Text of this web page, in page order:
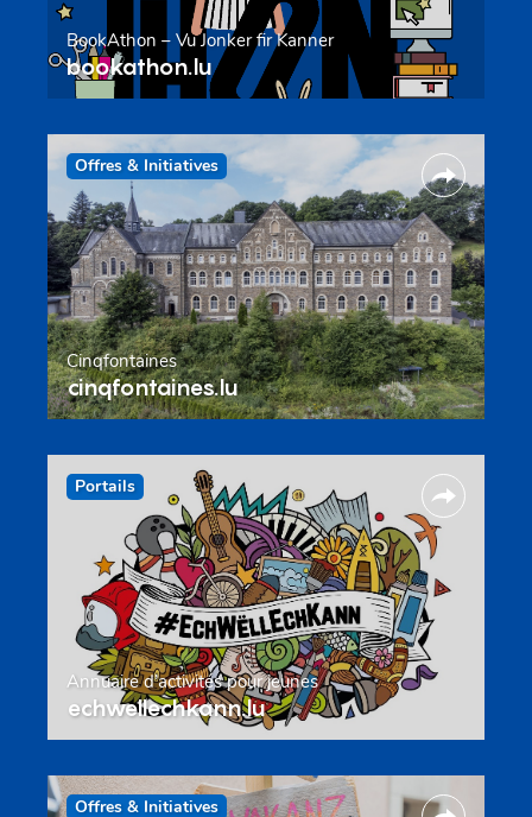
BookAthon – Vu Jonker fir Kanner
bookathon.lu
Offres & Initiatives
Cinqfontaines
cinqfontaines.lu
Portails
Annuaire d’activités pour jeunes
echwellechkann.lu
Offres & Initiatives